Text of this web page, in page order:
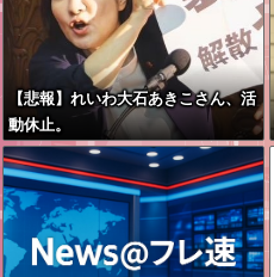
【悲報】れいわ大石あきこさん、活
動休止。